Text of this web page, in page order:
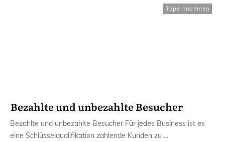
Topeinnahmen
Bezahlte und unbezahlte Besucher
Bezahlte und unbezahlte Besucher Für jedes Business ist es
eine Schlüsselqualifikation zahlende Kunden zu ...